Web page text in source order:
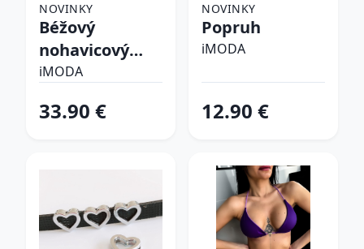
NOVINKY
Béžový
nohavicový
komplet
iMODA
33.90 €
NOVINKY
Popruh
iMODA
12.90 €